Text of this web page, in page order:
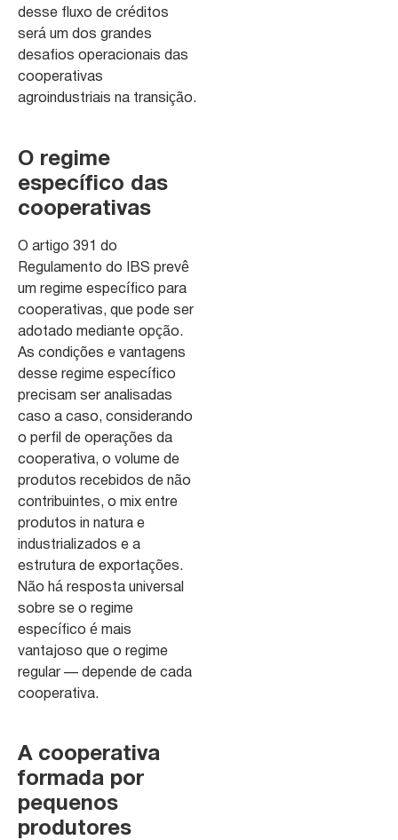
desse fluxo de créditos
será um dos grandes
desafios operacionais das
cooperativas
agroindustriais na transição.
O regime
específico das
cooperativas
O artigo 391 do
Regulamento do IBS prevê
um regime específico para
cooperativas, que pode ser
adotado mediante opção.
As condições e vantagens
desse regime específico
precisam ser analisadas
caso a caso, considerando
o perfil de operações da
cooperativa, o volume de
produtos recebidos de não
contribuintes, o mix entre
produtos in natura e
industrializados e a
estrutura de exportações.
Não há resposta universal
sobre se o regime
específico é mais
vantajoso que o regime
regular — depende de cada
cooperativa.
A cooperativa
formada por
pequenos
produtores